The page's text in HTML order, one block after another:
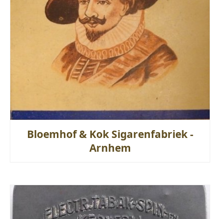
Bloemhof & Kok Sigarenfabriek -
Arnhem